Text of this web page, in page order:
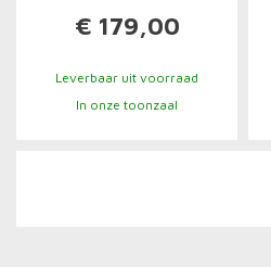
€ 179,00
Leverbaar uit voorraad
In onze toonzaal